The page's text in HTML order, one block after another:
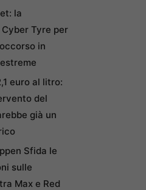
la
Tyre per
in
euro al litro:
del
già un
Sfida le
sulle
Max e Red